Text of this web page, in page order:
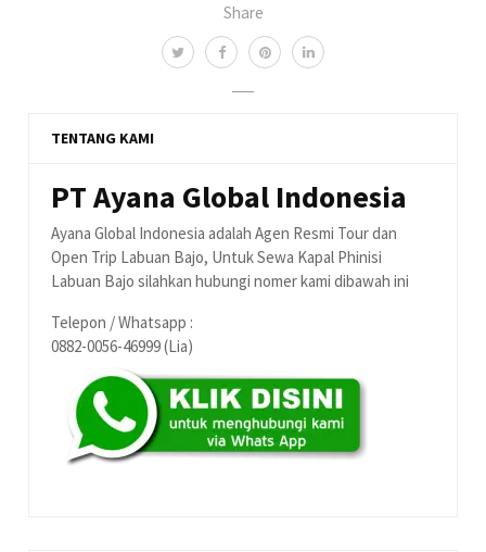
Share
TENTANG KAMI
PT Ayana Global Indonesia
Ayana Global Indonesia adalah Agen Resmi Tour dan
Open Trip Labuan Bajo, Untuk Sewa Kapal Phinisi
Labuan Bajo silahkan hubungi nomer kami dibawah ini
Telepon / Whatsapp :
0882-0056-46999 (Lia)